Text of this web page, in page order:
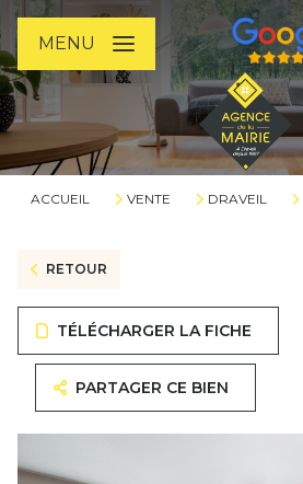
MENU
ACCUEIL VENTE DRAVEIL
RETOUR
TÉLÉCHARGER LA FICHE
PARTAGER CE BIEN